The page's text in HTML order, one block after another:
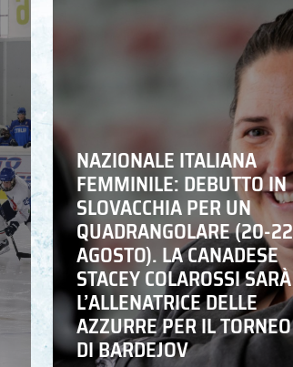
NAZIONALE ITALIANA
FEMMINILE: DEBUTTO IN
SLOVACCHIA PER UN
QUADRANGOLARE (20-22
AGOSTO). LA CANADESE
STACEY COLAROSSI SARÀ
L’ALLENATRICE DELLE
AZZURRE PER IL TORNEO
DI BARDEJOV